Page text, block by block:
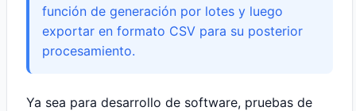
función de generación por lotes y luego
exportar en formato CSV para su posterior
procesamiento.
Ya sea para desarrollo de software, pruebas de